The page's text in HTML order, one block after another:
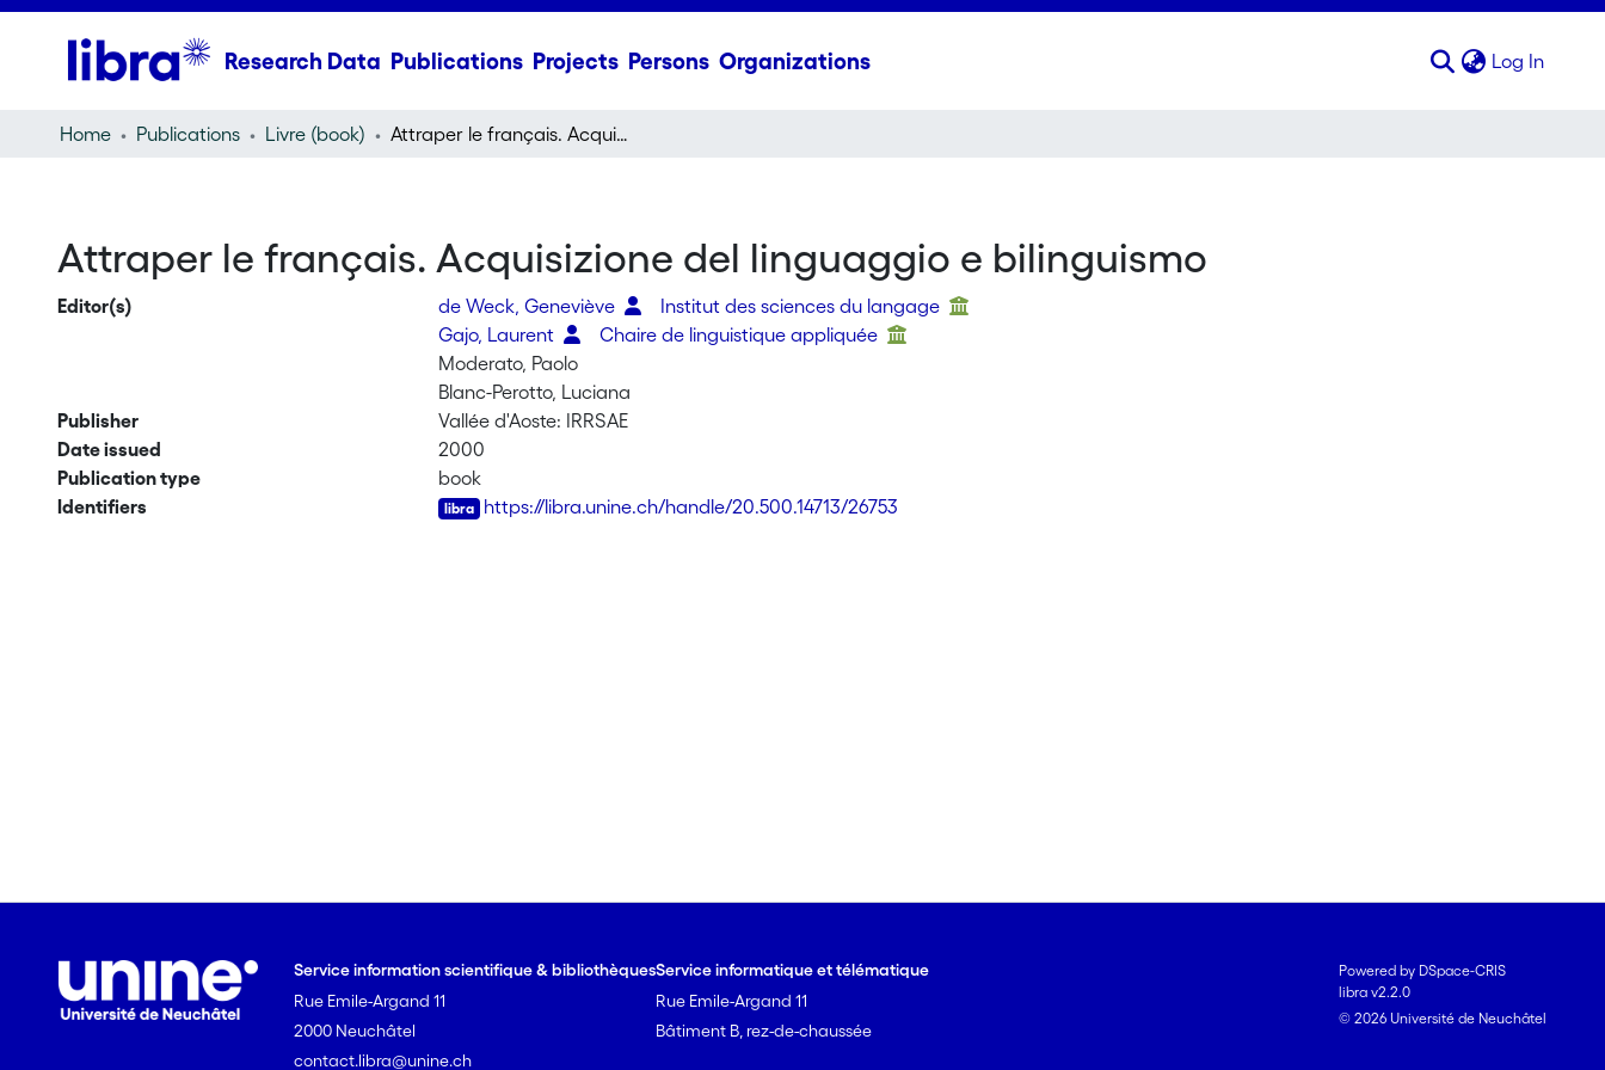
Research Data Publications Projects Persons Organizations Log In
Home Publications Livre (book) Attraper le français. Acquisizione del linguaggio e bilinguismo
Attraper le français. Acquisizione del linguaggio e bilinguismo
Editor(s) de Weck, Geneviève
Institut des sciences du langage
Gajo, Laurent
Chaire de linguistique appliquée
Moderato, Paolo
Blanc-Perotto, Luciana
Publisher
Vallée d'Aoste: IRRSAE
Date issued
2000
Publication type
book
Identifiers
https://libra.unine.ch/handle/20.500.14713/26753
Service information scientifique & bibliothèques
Rue Emile-Argand 11
2000 Neuchâtel
contact.libra@unine.ch
Service informatique et télématique
Rue Emile-Argand 11
Bâtiment B, rez-de-chaussée
Powered by DSpace-CRIS
libra v2.2.0
© 2026 Université de Neuchâtel